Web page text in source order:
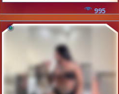
995